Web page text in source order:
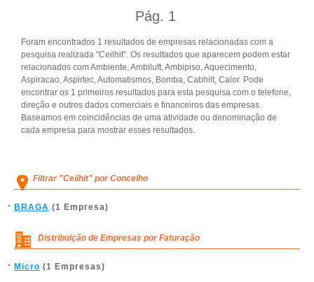
Pág. 1
Foram encontrados 1 resultados de empresas relacionadas com a
pesquisa realizada "Ceilhit". Os resultados que aparecem podem estar
relacionados com Ambiente, Ambiluft, Ambipiso, Aquecimento,
Aspiracao, Aspirtec, Automatismos, Bomba, Cabhilt, Calor. Pode
encontrar os 1 primeiros resultados para esta pesquisa com o telefone,
direção e outros dados comerciais e financeiros das empresas.
Baseamos em coincidências de uma atividade ou denominação de
cada empresa para mostrar esses resultados.
Filtrar "Ceilhit" por Concelho
BRAGA (1 Empresa)
Distribuição de Empresas por Faturação
Micro (1 Empresas)